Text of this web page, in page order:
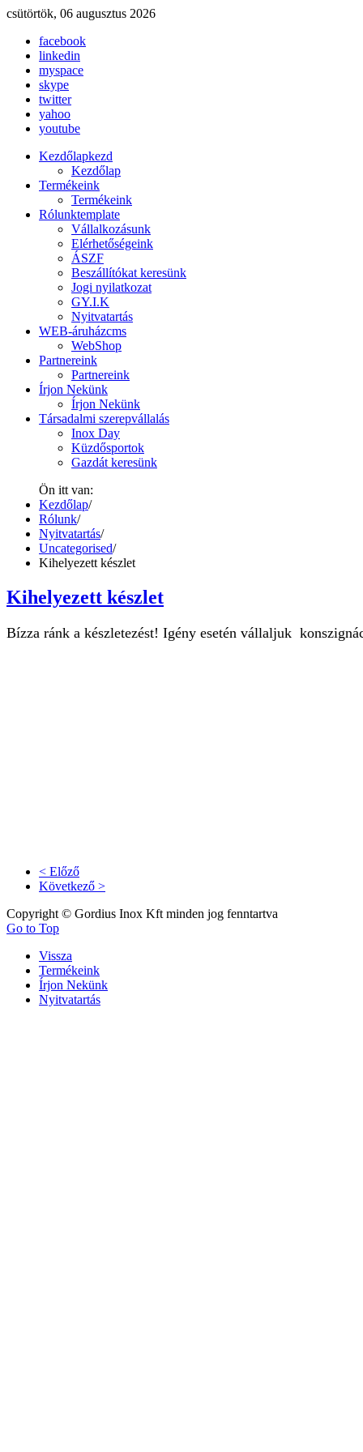
csütörtök, 06 augusztus 2026
facebook
linkedin
myspace
skype
twitter
yahoo
youtube
Kezdőlapkezd
Kezdőlap
Termékeink
Termékeink
Rólunktemplate
Vállalkozásunk
Elérhetőségeink
ÁSZF
Beszállítókat keresünk
Jogi nyilatkozat
GY.I.K
Nyitvatartás
WEB-áruházcms
WebShop
Partnereink
Partnereink
Írjon Nekünk
Írjon Nekünk
Társadalmi szerepvállalás
Inox Day
Küzdősportok
Gazdát keresünk
Ön itt van:
Kezdőlap/
Rólunk/
Nyitvatartás/
Uncategorised/
Kihelyezett készlet
Kihelyezett készlet
Bízza ránk a készletezést! Igény esetén vállaljuk
< Előző
Következő >
Copyright © Gordius Inox Kft minden jog fenntartva
Go to Top
Vissza
Termékeink
Írjon Nekünk
Nyitvatartás